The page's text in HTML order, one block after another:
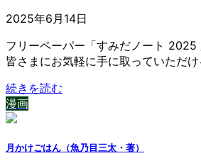
2025年6月14日
フリーペーパー「すみだノート 2025
皆さまにお気軽に手に取っていただ
続きを読む
漫画
月かけごはん（魚乃目三太・著）